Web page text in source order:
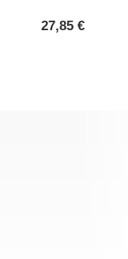
27,85 €